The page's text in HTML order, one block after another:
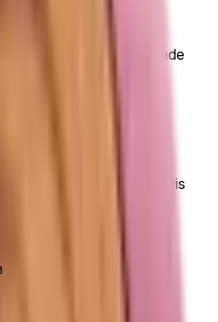
Det mest beprövade
Amazon kan ändra pris